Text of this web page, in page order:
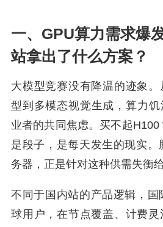
一、GPU算力需求爆
站拿出了什么方案？
大模型竞赛没有降温的迹象
型到多模态视觉生成，算力
业者的共同焦虑。买不起
是段子，是每天发生的现实。
务器，正是针对这种供需失衡
不同于国内站的产品逻辑，国
球用户，在节点覆盖、计费